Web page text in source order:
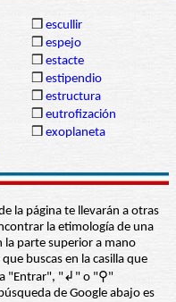
❒ escullir
❒ espejo
❒ estacte
❒ estipendio
❒ estructura
❒ eutrofización
❒ exoplaneta
la página te llevarán a otras
la etimología de una
la parte superior a mano
buscas en la casilla que
"Entrar", "↲" o "⚲"
de Google abajo es